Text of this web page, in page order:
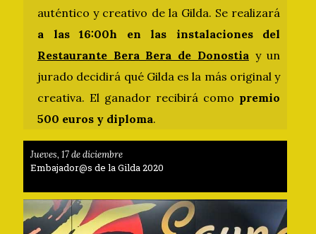
auténtico y creativo de la Gilda. Se realizará
a las 16:00h en las instalaciones del
Restaurante Bera Bera de Donostiay un
jurado decidirá qué Gilda es la más original y
creativa. El ganador recibirá como premio
500 euros y diploma.
Jueves, 17 de diciembre
Embajador@s de la Gilda 2020